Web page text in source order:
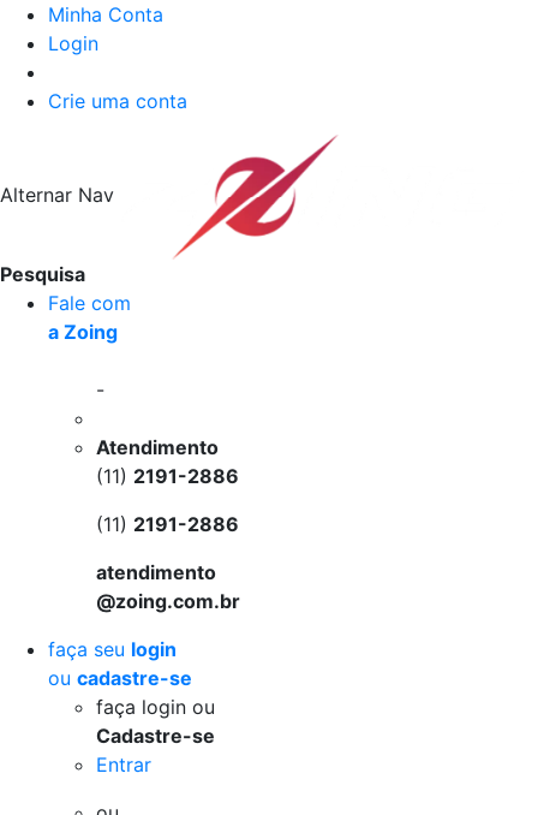
Minha Conta
Login
Crie uma conta
Alternar Nav
Pesquisa
Fale com
a Zoing
-
Atendimento
(11) 2191-2886
(11) 2191-2886
atendimento
@zoing.com.br
faça seu login
ou cadastre-se
faça login ou
Cadastre-se
Entrar